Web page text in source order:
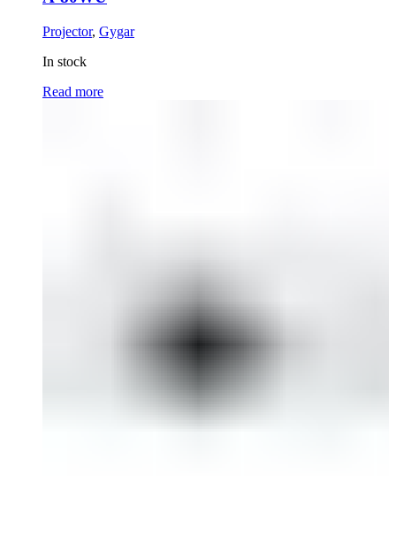
Projector, Gygar
In stock
Read more